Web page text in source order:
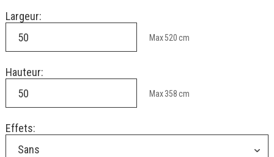
Largeur:
Max520cm
Hauteur:
Max358cm
Effets:
Sans